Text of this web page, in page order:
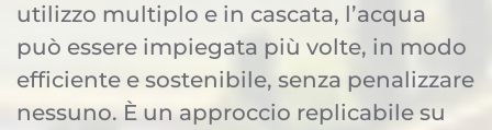
utilizzo multiplo e in cascata, l’acqua
può essere impiegata più volte, in modo
efficiente e sostenibile, senza penalizzare
nessuno. È un approccio replicabile su